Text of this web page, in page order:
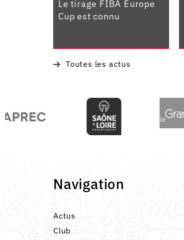
Le tirage FIBA Europe
Cup est connu
Toutes les actus
Navigation
Actus
Club